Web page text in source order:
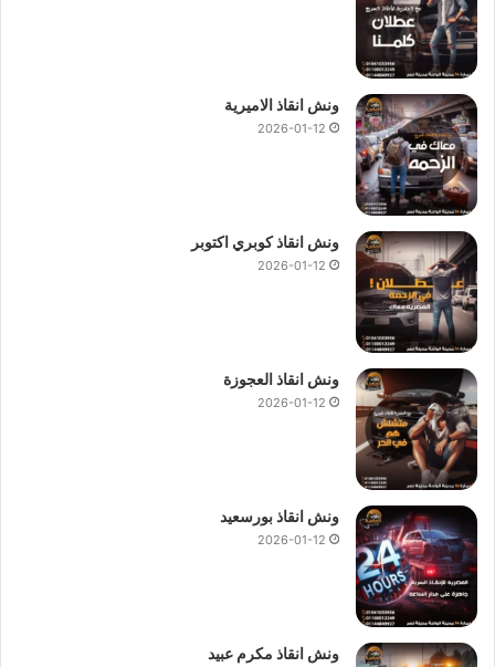
ونش انقاذ الاميرية
2026-01-12
ونش انقاذ كوبري اكتوبر
2026-01-12
ونش انقاذ العجوزة
2026-01-12
ونش انقاذ بورسعيد
2026-01-12
ونش انقاذ مكرم عبيد